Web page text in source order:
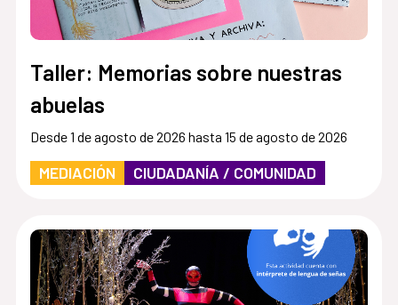
Taller: Memorias sobre nuestras
abuelas
Desde 1 de agosto de 2026 hasta 15 de agosto de 2026
MEDIACIÓN CIUDADANÍA / COMUNIDAD